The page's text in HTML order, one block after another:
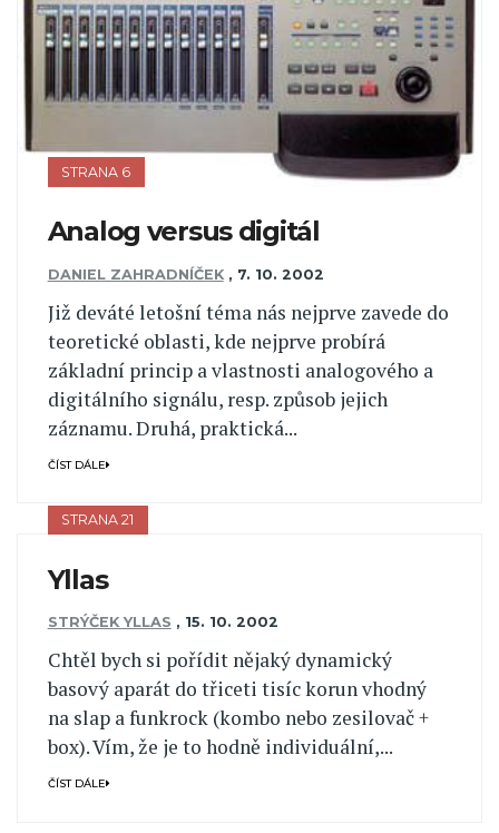
STRANA 6
Analog versus digitál
DANIEL ZAHRADNÍČEK , 7. 10. 2002
Již deváté letošní téma nás nejprve zavede do
teoretické oblasti, kde nejprve probírá
základní princip a vlastnosti analogového a
digitálního signálu, resp. způsob jejich
záznamu. Druhá, praktická...
ČÍST DÁLE
STRANA 21
Yllas
STRÝČEK YLLAS , 15. 10. 2002
Chtěl bych si pořídit nějaký dynamický
basový aparát do třiceti tisíc korun vhodný
na slap a funkrock (kombo nebo zesilovač +
box). Vím, že je to hodně individuální,...
ČÍST DÁLE